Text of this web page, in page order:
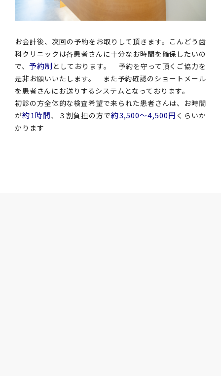
お会計後、次回の予約をお取りして頂きます。こんどう歯
科クリニックは各患者さんに十分なお時間を確保したいの
で、 予約制 としております。 予約を守って頂くご協力を
是非お願いいたします。 また予約確認のショートメール
を患者さんにお送りするシステムとなっております。
初診の方全体的な検査希望で来られた患者さんは、お時間
が約1時間、３割負担の方で約3,500〜4,500円 くらいか
かります